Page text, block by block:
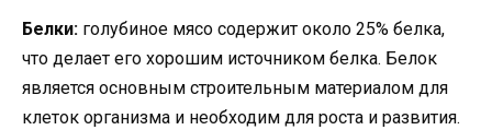
Белки: голубиное мясо содержит около 25% белка,
что делает его хорошим источником белка. Белок
является основным строительным материалом для
клеток организма и необходим для роста и развития.